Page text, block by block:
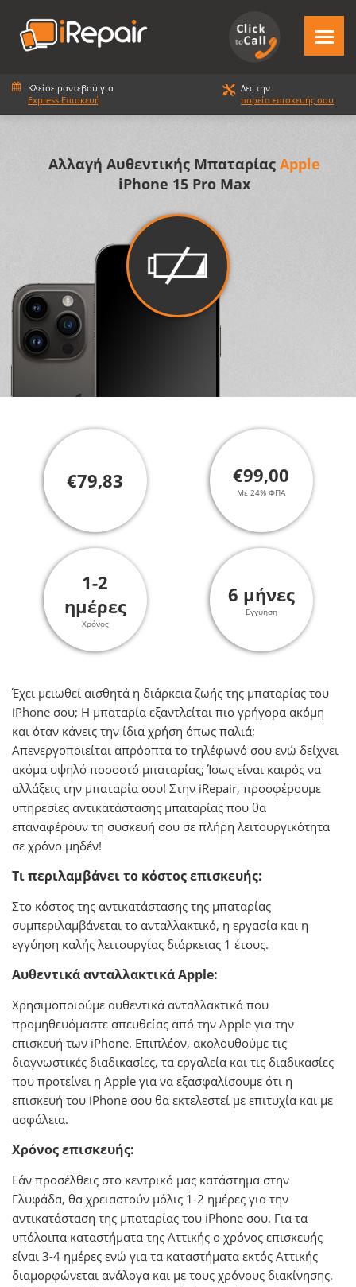
Κλείσε ραντεβού για
Express Επισκευή
Δες την
πορεία επισκευής σου
Αλλαγή Αυθεντικής Μπαταρίας Apple
iPhone 15 Pro Max
€79,83 €99,00
Με 24% ΦΠΑ
1-2
ημέρες
Χρόνος
6 μήνες
Εγγύηση
Έχει μειωθεί αισθητά η διάρκεια ζωής της μπαταρίας του
iPhone σου; H μπαταρία εξαντλείται πιο γρήγορα ακόμη
και όταν κάνεις την ίδια χρήση όπως παλιά;
Απενεργοποιείται απρόοπτα το τηλέφωνό σου ενώ δείχνει
ακόμα υψηλό ποσοστό μπαταρίας; Ίσως είναι καιρός να
αλλάξεις την μπαταρία σου! Στην iRepair, προσφέρουμε
υπηρεσίες αντικατάστασης μπαταρίας που θα
επαναφέρουν τη συσκευή σου σε πλήρη λειτουργικότητα
σε χρόνο μηδέν!
Τι περιλαμβάνει το κόστος επισκευής:
Στο κόστος της αντικατάστασης της μπαταρίας
συμπεριλαμβάνεται το ανταλλακτικό, η εργασία και η
εγγύηση καλής λειτουργίας διάρκειας 1 έτους.
Αυθεντικά ανταλλακτικά Apple:
Χρησιμοποιούμε αυθεντικά ανταλλακτικά που
προμηθευόμαστε απευθείας από την Apple για την
επισκευή των iPhone. Επιπλέον, ακολουθούμε τις
διαγνωστικές διαδικασίες, τα εργαλεία και τις διαδικασίες
που προτείνει η Apple για να εξασφαλίσουμε ότι η
επισκευή του iPhone σου θα εκτελεστεί με επιτυχία και με
ασφάλεια.
Χρόνος επισκευής:
Εάν προσέλθεις στο κεντρικό μας κατάστημα στην
Γλυφάδα, θα χρειαστούν μόλις 1-2 ημέρες για την
αντικατάσταση της μπαταρίας του iPhone σου. Για τα
υπόλοιπα καταστήματα της Αττικής ο χρόνος επισκευής
είναι 3-4 ημέρες ενώ για τα καταστήματα εκτός Αττικής
διαμορφώνεται ανάλογα και με τους χρόνους διακίνησης.